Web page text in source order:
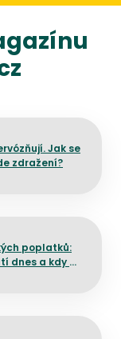
Jak se
zdražení?
poplatků:
dnes a kdy by